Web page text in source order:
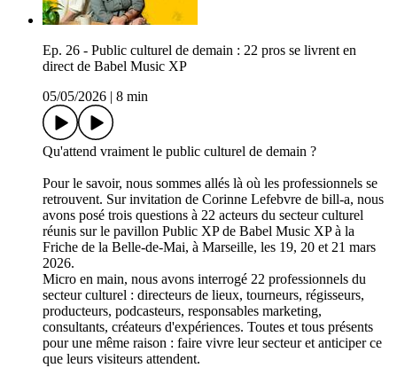
Ep. 26 - Public culturel de demain : 22 pros se livrent en
direct de Babel Music XP
05/05/2026
8 min
Qu'attend vraiment le public culturel de demain ?
Pour le savoir, nous sommes allés là où les professionnels se
retrouvent. Sur invitation de Corinne Lefebvre de bill-a, nous
avons posé trois questions à 22 acteurs du secteur culturel
réunis sur le pavillon Public XP de Babel Music XP à la
Friche de la Belle-de-Mai, à Marseille, les 19, 20 et 21 mars
2026.
Micro en main, nous avons interrogé 22 professionnels du
secteur culturel : directeurs de lieux, tourneurs, régisseurs,
producteurs, podcasteurs, responsables marketing,
consultants, créateurs d'expériences. Toutes et tous présents
pour une même raison : faire vivre leur secteur et anticiper ce
que leurs visiteurs attendent.